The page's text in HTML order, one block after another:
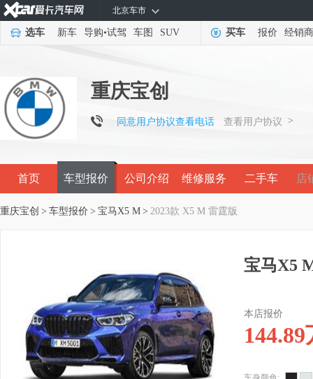
北京车市
选车 新车 导购•试驾 车图 SUV 买车 报价 经销商
重庆宝创
同意用户协议查看电话 查看用户协议 >
首页 车型报价 公司介绍 维修服务 二手车 店
重庆宝创 > 车型报价 > 宝马X5 M > 2023款 X5 M 雷霆版
宝马X5
本店报价
144.89